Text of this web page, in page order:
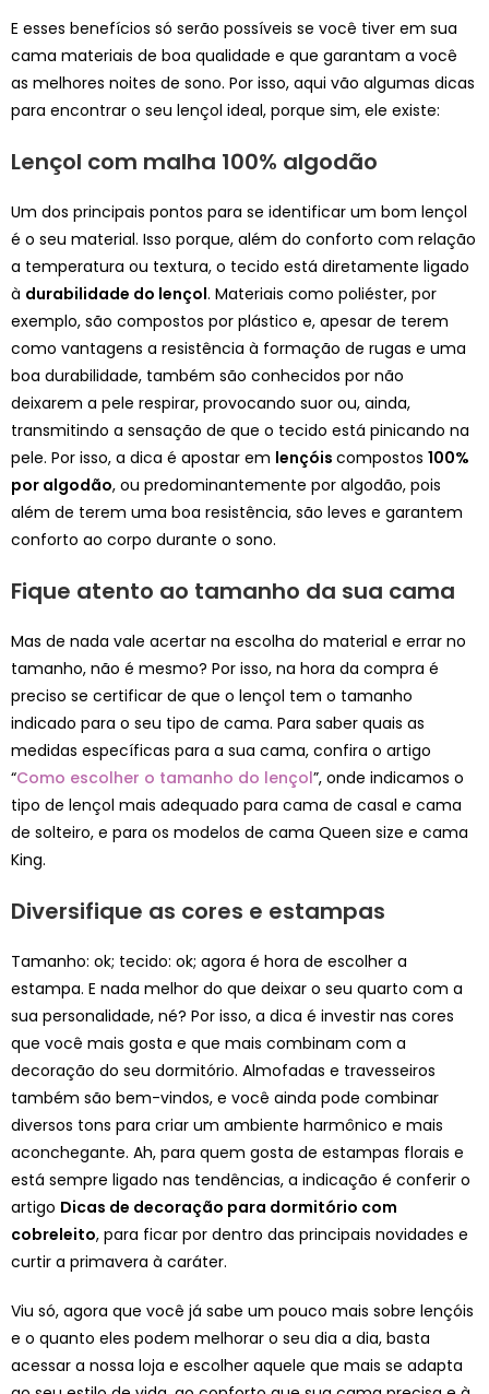
E esses benefícios só serão possíveis se você tiver em sua
cama materiais de boa qualidade e que garantam a você
as melhores noites de sono. Por isso, aqui vão algumas dicas
para encontrar o seu lençol ideal, porque sim, ele existe:
Lençol com malha 100% algodão
Um dos principais pontos para se identificar um bom lençol
é o seu material. Isso porque, além do conforto com relação
a temperatura ou textura, o tecido está diretamente ligado
à durabilidade do lençol. Materiais como poliéster, por
exemplo, são compostos por plástico e, apesar de terem
como vantagens a resistência à formação de rugas e uma
boa durabilidade, também são conhecidos por não
deixarem a pele respirar, provocando suor ou, ainda,
transmitindo a sensação de que o tecido está pinicando na
pele. Por isso, a dica é apostar em lençóis compostos 100%
por algodão, ou predominantemente por algodão, pois
além de terem uma boa resistência, são leves e garantem
conforto ao corpo durante o sono.
Fique atento ao tamanho da sua cama
Mas de nada vale acertar na escolha do material e errar no
tamanho, não é mesmo? Por isso, na hora da compra é
preciso se certificar de que o lençol tem o tamanho
indicado para o seu tipo de cama. Para saber quais as
medidas específicas para a sua cama, confira o artigo
“Como escolher o tamanho do lençol”, onde indicamos o
tipo de lençol mais adequado para cama de casal e cama
de solteiro, e para os modelos de cama Queen size e cama
King.
Diversifique as cores e estampas
Tamanho: ok; tecido: ok; agora é hora de escolher a
estampa. E nada melhor do que deixar o seu quarto com a
sua personalidade, né? Por isso, a dica é investir nas cores
que você mais gosta e que mais combinam com a
decoração do seu dormitório. Almofadas e travesseiros
também são bem-vindos, e você ainda pode combinar
diversos tons para criar um ambiente harmônico e mais
aconchegante. Ah, para quem gosta de estampas florais e
está sempre ligado nas tendências, a indicação é conferir o
artigo Dicas de decoração para dormitório com
cobreleito, para ficar por dentro das principais novidades e
curtir a primavera à caráter.
Viu só, agora que você já sabe um pouco mais sobre lençóis
e o quanto eles podem melhorar o seu dia a dia, basta
acessar a nossa loja e escolher aquele que mais se adapta